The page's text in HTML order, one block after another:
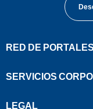
RED DE PORTALES
SERVICIOS
LEGAL